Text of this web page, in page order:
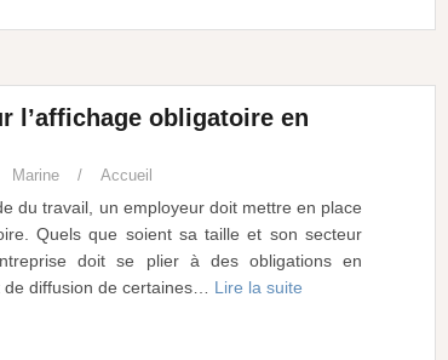
l’affichage obligatoire en
Marine Accueil
du travail, un employeur doit mettre en place
Quels que soient sa taille et son secteur
doit se plier à des obligations en
de diffusion de certaines… Lire la suite